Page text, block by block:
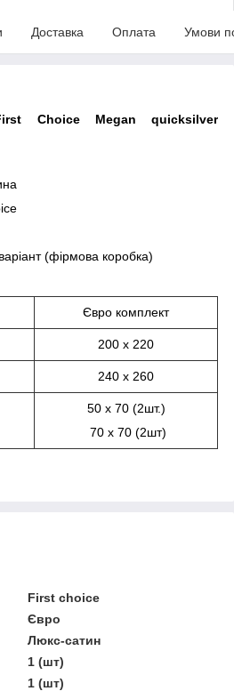
Доставка Оплата Умови
Choice Megan quicksilver
(фірмова коробка)
Євро комплект
200 х 220
240 х 260
50 х 70 (2шт.)
70 х 70 (2шт)
First choice
Євро
Люкс-сатин
1 (шт)
1 (шт)